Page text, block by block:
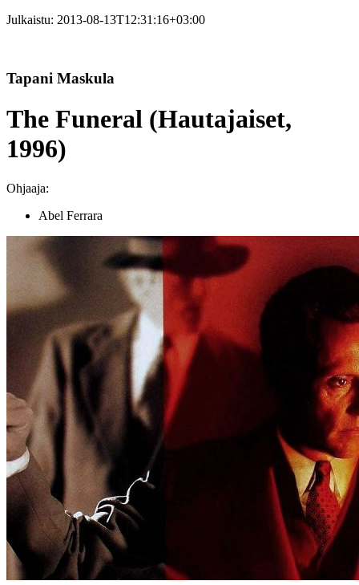
Julkaistu: 2013-08-13T12:31:16+03:00
Tapani Maskula
The Funeral (Hautajaiset,
1996)
Ohjaaja:
Abel Ferrara